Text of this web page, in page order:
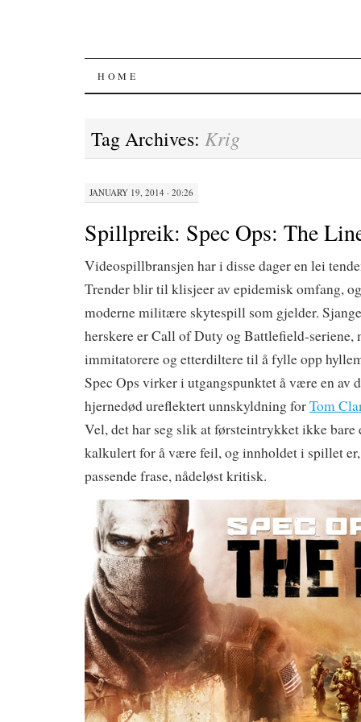
SKIP
CONTENT
HOME
Tag Archives: Krig
JANUARY 19, 2014 · 20:26
Spillpreik: Spec Ops: The
Videospillbransjen har i disse dager en lei
Trender blir til klisjeer av epidemisk omfang,
moderne militære skytespill som gjelder.
herskere er Call of Duty og Battlefield-seriene,
immitatorere og etterdiltere til å fylle opp
Spec Ops virker i utgangspunktet å være en av
hjernedød ureflektert unnskyldning forTom
Vel, det har seg slik at førsteintrykket ikke bare
kalkulert for å være feil, og innholdet i spillet
passende frase, nådeløst kritisk.